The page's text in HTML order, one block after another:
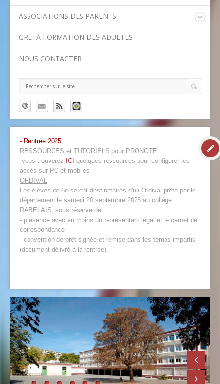
ASSOCIATIONS DES PARENTS
GRETA FORMATION DES ADULTES
NOUS CONTACTER
- Rentrée 2025
RESSOURCES et TUTORIELS pour PRONOTE
vous trouverez ICI quelques ressources pour configurer les
accès sur PC et mobiles
ORDIVAL
Les élèves de 6e seront destinataires d'un Ordival prêté par le
département le samedi 20 septembre 2025 au collège
RABELAIS, sous réserve de:
- présence avec au moins un représentant légal et le carnet de
correspondance
- convention de prêt signée et remise dans les temps impartis
(document délivré à la rentrée).